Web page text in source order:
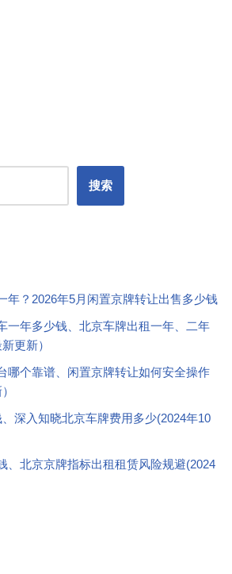
搜索
年？2026年5月闲置京牌转让出售多少钱
一年多少钱、北京车牌出租一年、二年
更新）
哪个靠谱、闲置京牌转让如何安全操作
深入知晓北京车牌费用多少(2024年10
、北京京牌指标出租租赁风险规避(2024